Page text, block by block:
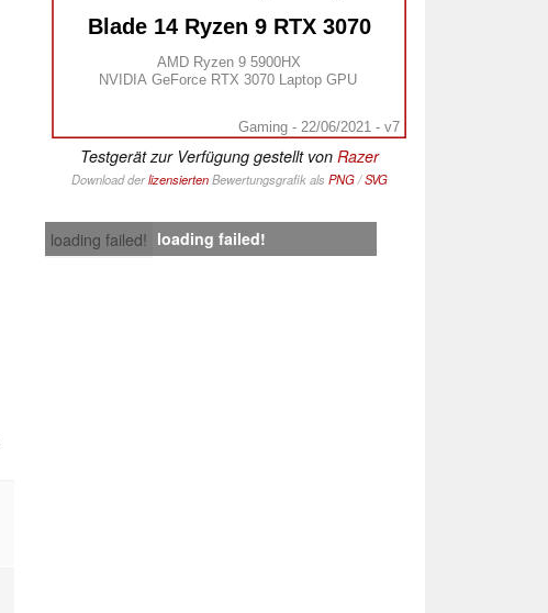
Blade 14 Ryzen 9 RTX 3070
AMD Ryzen 9 5900HX
NVIDIA GeForce RTX 3070 Laptop GPU
Gaming - 22/06/2021 - v7
Testgerät zur Verfügung gestellt von Razer
Download derlizensiertenBewertungsgrafik als PNG/SVG
loading failed! loading failed!